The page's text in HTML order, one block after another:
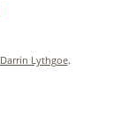
Darrin Lythgoe.